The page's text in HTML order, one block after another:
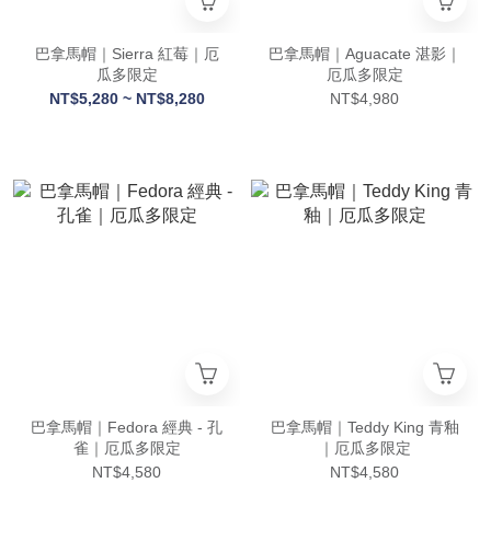
巴拿馬帽｜Sierra 紅莓｜厄
瓜多限定
NT$5,280 ~ NT$8,280
巴拿馬帽｜Aguacate 湛影｜
厄瓜多限定
NT$4,980
巴拿馬帽｜Fedora 經典 - 孔
雀｜厄瓜多限定
NT$4,580
巴拿馬帽｜Teddy King 青釉
｜厄瓜多限定
NT$4,580